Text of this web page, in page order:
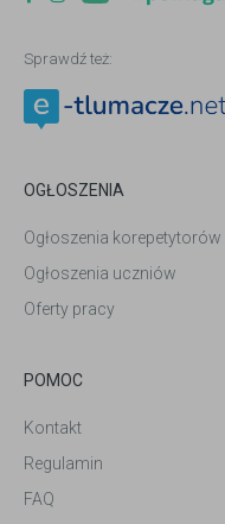
Sprawdź też:
OGŁOSZENIA
Ogłoszenia korepetytorów
Ogłoszenia uczniów
Oferty pracy
POMOC
Kontakt
Regulamin
FAQ